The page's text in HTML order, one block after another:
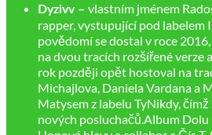
Dyzivv – vlastním jménem
rapper, vystupující pod labelem
povědomí se dostal v roce
na dvou tracích rozšířené verze
rok později opět hostoval na
Michajlova, Daniela Vardana a
Matysem z labelu TyNikdy,
nových posluchačů.Album